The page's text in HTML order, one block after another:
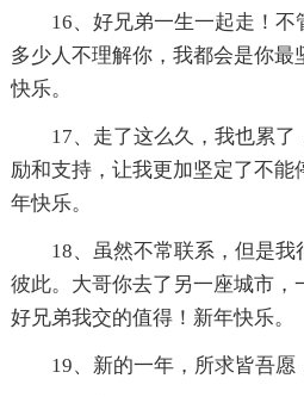
16、好兄弟一生一起走！不
多少人不理解你，我都会是你最
快乐。
17、走了这么久，我也累
励和支持，让我更加坚定了不能
年快乐。
18、虽然不常联系，但是
彼此。大哥你去了另一座城市，
好兄弟我交的值得！新年快乐。
19、新的一年，所求皆吾愿